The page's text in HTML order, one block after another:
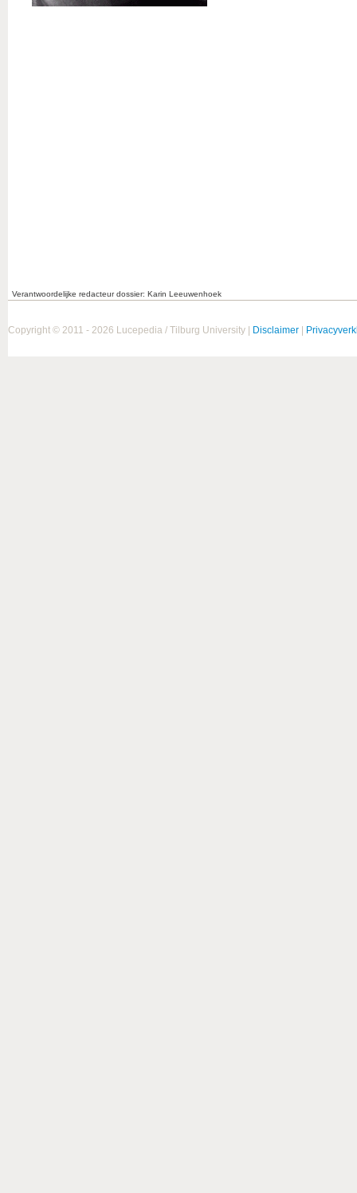
Verantwoordelijke redacteur dossier: Karin Leeuwenhoek
Copyright © 2011 - 2026 Lucepedia / Tilburg University | Disclaimer